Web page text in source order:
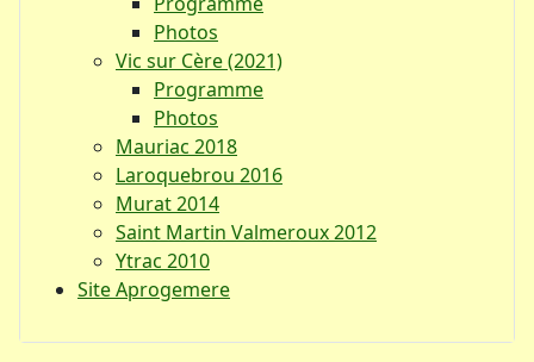
Photos
Vic sur Cère (2021)
Programme
Photos
Mauriac 2018
Laroquebrou 2016
Murat 2014
Saint Martin Valmeroux 2012
Ytrac 2010
Site Aprogemere